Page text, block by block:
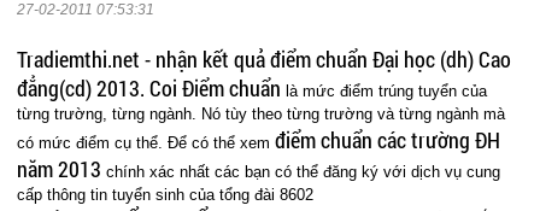
27-02-2011 07:53:31
Tradiemthi.net - nhận kết quả điểm chuẩn Đại học (dh) Cao
đẳng(cd) 2013.Coi Điểm chuẩn là mức điểm trúng tuyển của
từng trường, từng ngành. Nó tùy theo từng trường và từng ngành mà
có mức điểm cụ thể. Để có thể xemđiểm chuẩn các trường ĐH
năm 2013chính xác nhất các bạn có thể đăng ký với dịch vụ cung
cấp thông tin tuyển sinh của tổng đài 8602